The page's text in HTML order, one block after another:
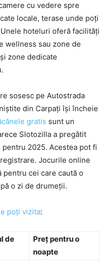
cu vedere spre
locale, terase unde poți
hoteluri oferă facilități
wellness sau zone de
zone dedicate
sosesc pe Autostrada
din Carpați își încheie
gratis sunt un
Slotozilla a pregătit
2025. Acestea pot fi
Jocurile online
cei care caută o
o zi de drumeții.
poți vizita:
de
Preț pentru o
noapte